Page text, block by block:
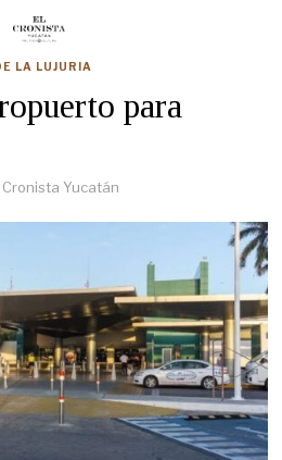
LA LUJURIA
para
Cronista Yucatán